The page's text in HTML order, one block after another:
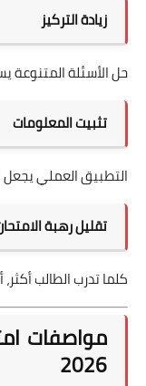
زيادة التركيز
حل الأسئلة المتنوعة
تثبيت المعلومات
التطبيق العملي
تقليل رهبة
كلما تدرب الطالب
مواصفات
2026